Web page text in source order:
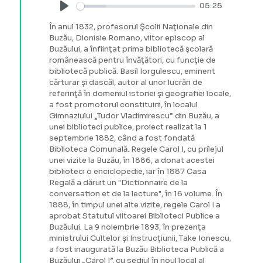
Play
05:25
În anul 1832, profesorul Şcolii Naţionale din
Buzău, Dionisie Romano, viitor episcop al
Buzăului, a înfiinţat prima bibliotecă şcolară
românească pentru învăţători, cu funcţie de
bibliotecă publică. Basil Iorgulescu, eminent
cărturar şi dascăl, autor al unor lucrări de
referinţă în domeniul istoriei şi geografiei locale,
a fost promotorul constituirii, în localul
Gimnaziului „Tudor Vladimirescu” din Buzău, a
unei biblioteci publice, proiect realizat la 1
septembrie 1882, când a fost fondată
Biblioteca Comunală. Regele Carol I, cu prilejul
unei vizite la Buzău, în 1886, a donat acestei
biblioteci o enciclopedie, iar în 1887 Casa
Regală a dăruit un "Dictionnaire de la
conversation et de la lecture", în 16 volume. În
1888, în timpul unei alte vizite, regele Carol I a
aprobat Statutul viitoarei Biblioteci Publice a
Buzăului. La 9 noiembrie 1893, în prezenţa
ministrului Cultelor şi Instrucţiunii, Take Ionescu,
a fost inaugurată la Buzău Biblioteca Publică a
Buzăului „Carol I”, cu sediul în noul local al